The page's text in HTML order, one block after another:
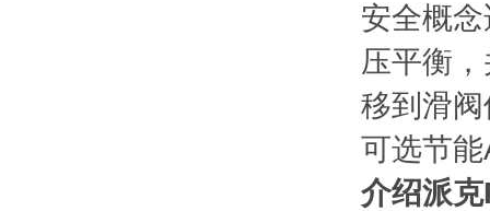
安全概
压平衡
移到滑
可选节
介绍派